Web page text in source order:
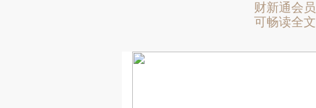
财新通会员
可畅读全文